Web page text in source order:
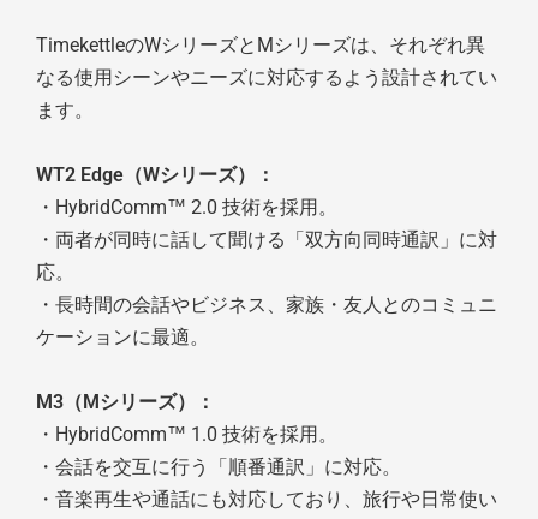
TimekettleのWシリーズとMシリーズは、それぞれ異
なる使用シーンやニーズに対応するよう設計されてい
ます。
WT2 Edge（Wシリーズ）：
・HybridComm™ 2.0 技術を採用。
・両者が同時に話して聞ける「双方向同時通訳」に対
応。
・長時間の会話やビジネス、家族・友人とのコミュニ
ケーションに最適。
M3（Mシリーズ）：
・HybridComm™ 1.0 技術を採用。
・会話を交互に行う「順番通訳」に対応。
・音楽再生や通話にも対応しており、旅行や日常使い